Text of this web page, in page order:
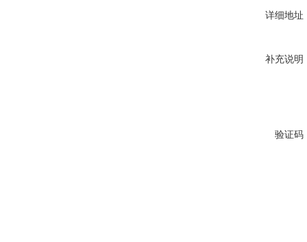
详细地址
补充说明
验证码